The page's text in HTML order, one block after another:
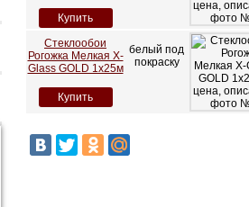
Купить
Стеклообои
Рогожка Мелкая X-
Glass GOLD 1х25м
Купить
белый под
покраску